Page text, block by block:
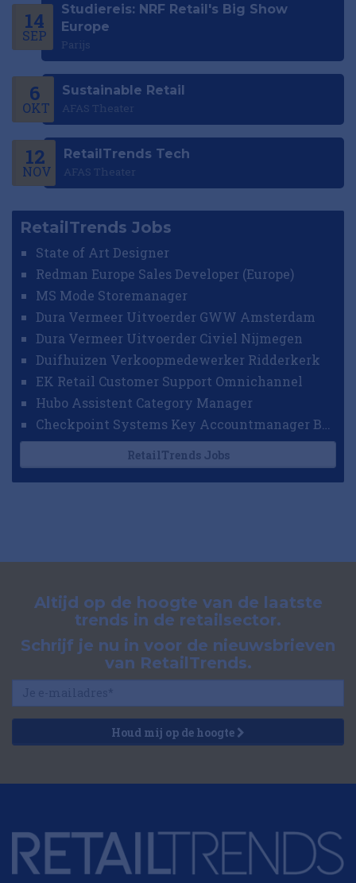
14
SEP
Studiereis: NRF Retail's Big Show
Europe
Parijs
6
OKT
Sustainable Retail
AFAS Theater
12
NOV
RetailTrends Tech
AFAS Theater
RetailTrends Jobs
State of Art Designer
Redman Europe Sales Developer (Europe)
MS Mode Storemanager
Dura Vermeer Uitvoerder GWW Amsterdam
Dura Vermeer Uitvoerder Civiel Nijmegen
Duifhuizen Verkoopmedewerker Ridderkerk
EK Retail Customer Support Omnichannel
Hubo Assistent Category Manager
RetailTrends Jobs
Altijd op de hoogte van de laatste
trends in de retailsector.
Schrijf je nu in voor de nieuwsbrieven
van RetailTrends.
Houd mij op de hoogte